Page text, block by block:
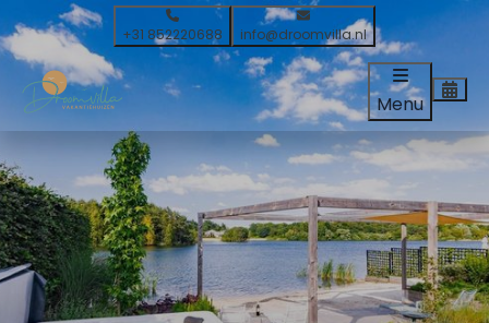
+31 852220688 info@droomvilla.nl
Menu